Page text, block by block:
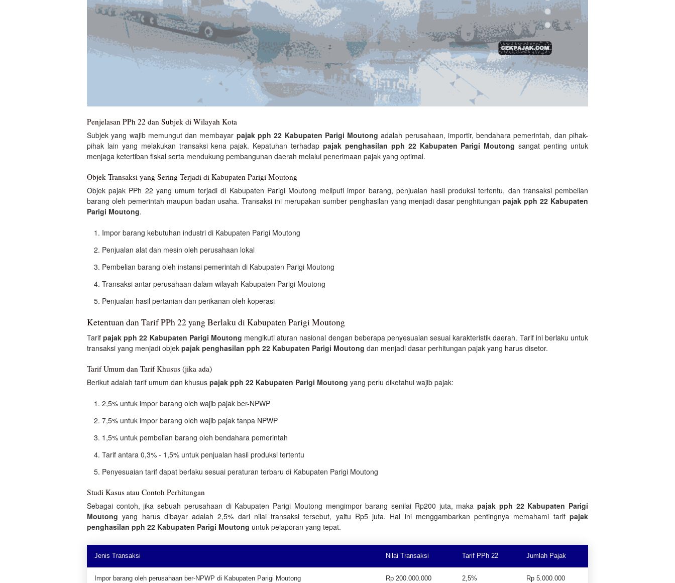
Penjelasan PPh 22 dan Subjek di Wilayah Kota
Subjek yang wajib memungut dan membayar pajak pph 22 Kabupaten Parigi Moutong adalah perusahaan, importir, bendahara pemerintah, dan pihak-
pihak lain yang melakukan transaksi kena pajak. Kepatuhan terhadap pajak penghasilan pph 22 Kabupaten Parigi Moutong sangat penting untuk
menjaga ketertiban fiskal serta mendukung pembangunan daerah melalui penerimaan pajak yang optimal.
Objek Transaksi yang Sering Terjadi di Kabupaten Parigi Moutong
Objek pajak PPh 22 yang umum terjadi di Kabupaten Parigi Moutong meliputi impor barang, penjualan hasil produksi tertentu, dan transaksi pembelian
barang oleh pemerintah maupun badan usaha. Transaksi ini merupakan sumber penghasilan yang menjadi dasar penghitunganpajak pph 22 Kabupaten
Parigi Moutong.
Impor barang kebutuhan industri di Kabupaten Parigi Moutong
Penjualan alat dan mesin oleh perusahaan lokal
Pembelian barang oleh instansi pemerintah di Kabupaten Parigi Moutong
Transaksi antar perusahaan dalam wilayah Kabupaten Parigi Moutong
Penjualan hasil pertanian dan perikanan oleh koperasi
Ketentuan dan Tarif PPh 22 yang Berlaku di Kabupaten Parigi Moutong
Tarifpajak pph 22 Kabupaten Parigi Moutong mengikuti aturan nasional dengan beberapa penyesuaian sesuai karakteristik daerah. Tarif ini berlaku untuk
transaksi yang menjadi objek pajak penghasilan pph 22 Kabupaten Parigi Moutong dan menjadi dasar perhitungan pajak yang harus disetor.
Tarif Umum dan Tarif Khusus (jika ada)
Berikut adalah tarif umum dan khusus pajak pph 22 Kabupaten Parigi Moutong yang perlu diketahui wajib pajak:
2,5% untuk impor barang oleh wajib pajak ber-NPWP
7,5% untuk impor barang oleh wajib pajak tanpa NPWP
1,5% untuk pembelian barang oleh bendahara pemerintah
Tarif antara 0,3% - 1,5% untuk penjualan hasil produksi tertentu
Penyesuaian tarif dapat berlaku sesuai peraturan terbaru di Kabupaten Parigi Moutong
Studi Kasus atau Contoh Perhitungan
Sebagai contoh, jika sebuah perusahaan di Kabupaten Parigi Moutong mengimpor barang senilai Rp200 juta, makapajak pph 22 Kabupaten Parigi
Moutong yang harus dibayar adalah 2,5% dari nilai transaksi tersebut, yaitu Rp5 juta. Hal ini menggambarkan pentingnya memahami tarif pajak
penghasilan pph 22 Kabupaten Parigi Moutong untuk pelaporan yang tepat.
Jenis Transaksi Nilai Transaksi Tarif PPh 22 Jumlah Pajak
Impor barang oleh perusahaan ber-NPWP di Kabupaten Parigi Moutong Rp 200.000.000 2,5% Rp 5.000.000